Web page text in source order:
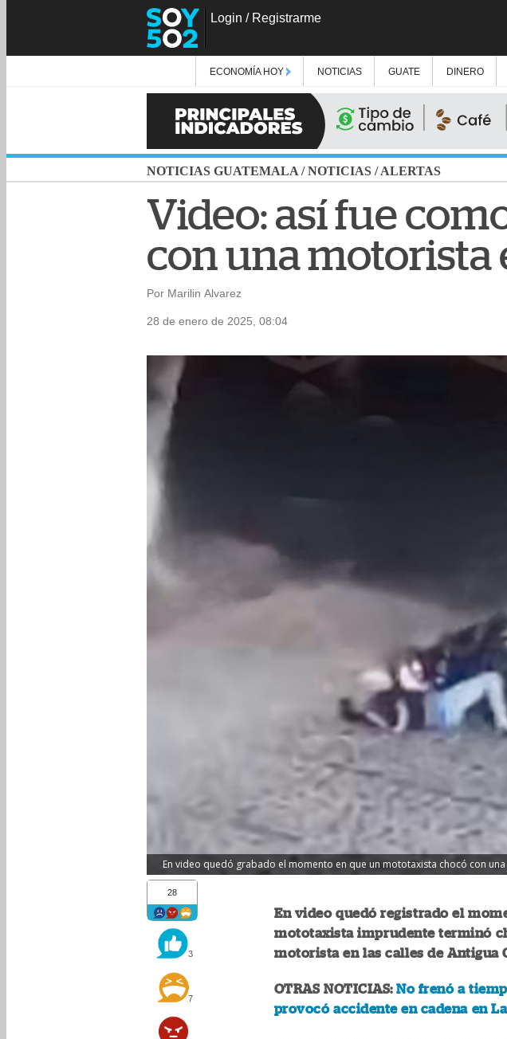
Login / Registrarme
ECONOMÍA HOY NOTICIAS GUATE DINERO
NOTICIAS GUATEMALA /NOTICIAS /ALERTAS
Video: así fue
con una motorista
Por Marilin Alvarez
28 de enero de 2025, 08:04
En video quedó grabado el momento en que un mototaxista chocó con
28
3
7
En video quedó registrado el
mototaxista imprudente terminó
motorista en las calles de Antigua
OTRAS NOTICIAS:No frenó a
provocó accidente en cadena en